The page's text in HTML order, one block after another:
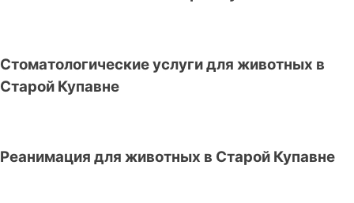
Стоматологические услуги для животных в
Старой Купавне
Реанимация для животных в Старой Купавне